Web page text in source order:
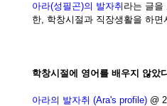
아라(성필곤)의 발자취 라는 글을
한, 학창시절과 직장생활을 하
학창시절에 영어를 배우지 않았
아라의 발자취 (Ara's profile) @